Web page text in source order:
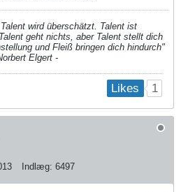
wird überschätzt. Talent ist
geht nichts, aber Talent stellt dich
und Fleiß bringen dich hindurch"
Elgert -
Likes 1
Indlæg: 6497